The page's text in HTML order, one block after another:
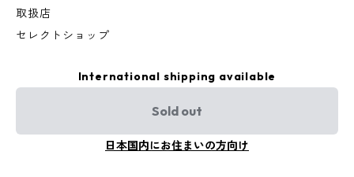
取扱店
セレクトショップ
International shipping available
Sold out
日本国内にお住まいの方向け